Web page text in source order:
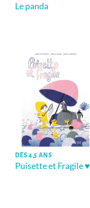
Le panda
DÈS 4,5 ANS
Puisette et Fragile ♥